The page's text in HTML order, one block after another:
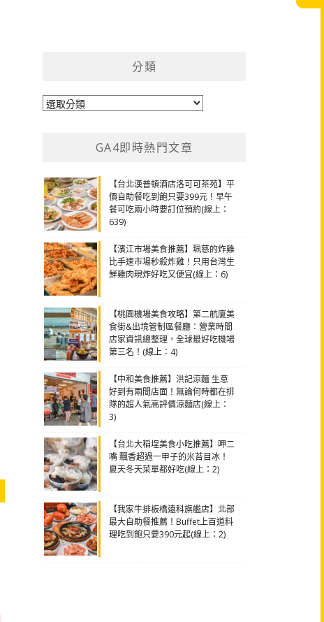
分類
分
GA4即時熱門文章
【台北漢普頓酒店洛可可茶苑】平
價自助餐吃到飽只要399元！早午
餐可吃兩小時要訂位預約(線上：
639)
【濱江市場美食推薦】珮慈的炸雞
比手速市場秒殺炸雞！只用台灣生
鮮雞肉現炸好吃又便宜(線上：6)
【桃園機場美食攻略】第二航廈美
食街&出境管制區餐廳：營業時間
店家資訊總整理，全球最好吃機場
第三名！(線上：4)
【中和美食推薦】洪記涼麵 生意
好到有兩間店面！無論何時都在排
隊的超人氣高評價涼麵店(線上：
3)
【台北大稻埕美食小吃推薦】呷二
嘴 飄香超過一甲子的米苔目冰！
夏天冬天菜單都好吃(線上：2)
【我家牛排板橋遠科旗艦店】北部
最大自助餐推薦！Buffet上百道料
理吃到飽只要390元起(線上：2)